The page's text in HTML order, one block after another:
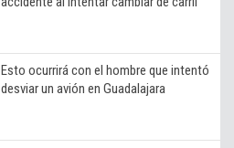
Esto ocurrirá con el hombre que intentó
desviar un avión en Guadalajara